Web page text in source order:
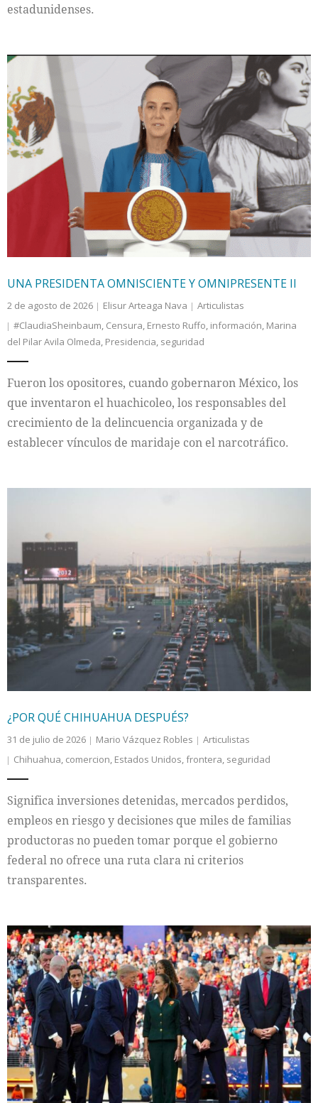
estadunidenses.
UNA PRESIDENTA OMNISCIENTE Y OMNIPRESENTE II
2 de agosto de 2026 Elisur Arteaga Nava
Articulistas
#ClaudiaSheinbaum, Censura, Ernesto Ruffo, información, Marina
del Pilar Avila Olmeda, Presidencia, seguridad
Fueron los opositores, cuando gobernaron México, los
que inventaron el huachicoleo, los responsables del
crecimiento de la delincuencia organizada y de
establecer vínculos de maridaje con el narcotráfico.
¿POR QUÉ CHIHUAHUA DESPUÉS?
31 de julio de 2026 Mario Vázquez Robles
Articulistas
Chihuahua comercion Estados Unidos frontera seguridad
Significa inversiones detenidas, mercados perdidos,
empleos en riesgo y decisiones que miles de familias
productoras no pueden tomar porque el gobierno
federal no ofrece una ruta clara ni criterios
transparentes.